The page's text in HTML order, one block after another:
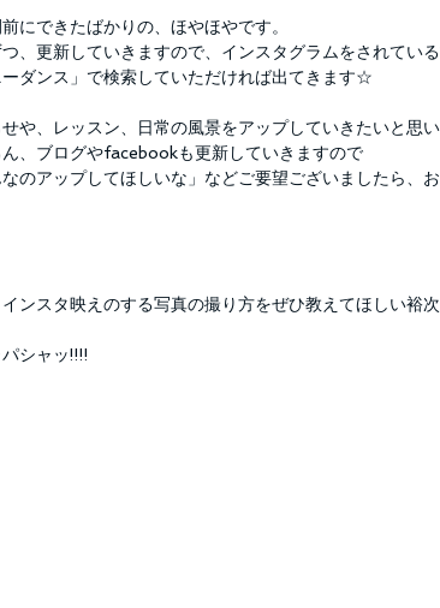
にできたばかりの、ほやほやです。
、更新していきますので、インスタグラムをされてい
ーダンス」で検索していただければ出てきます☆
や、レッスン、日常の風景をアップしていきたいと思い
ん、ブログやfacebookも更新していきますので
なのアップしてほしいな」などご要望ございましたら、
ンスタ映えのする写真の撮り方をぜひ教えてほしい裕次
シャッ!!!!